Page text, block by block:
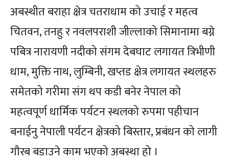
अबस्थीत बराहा क्षेत्र चतराधाम को उचाई र महत्व
चितवन, तनहु र नवलपराशी जील्लाको सिमानामा बग्ने
पबित्र नारायणी नदीको संगम देबघाट लगायत त्रिभीणी
धाम, मुक्ति नाथ, लुम्बिनी, खप्तड क्षेत्र लगायत स्थलहरु
समेतको गरीमा संग थप कडी बनेर नेपाल को
महत्वपूर्ण धार्मिक पर्यटन स्थलको रुपमा पहीचान
बनाईनु नेपाली पर्यटन क्षेत्रको बिस्तार, प्रबंधन को लागी
गौरब बडाउने काम भएको अबस्था हो ।